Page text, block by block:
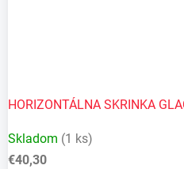
HORIZONTÁLNA SKRINKA
Skladom (1 ks)
€40,30